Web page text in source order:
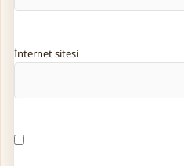
İnternet sitesi